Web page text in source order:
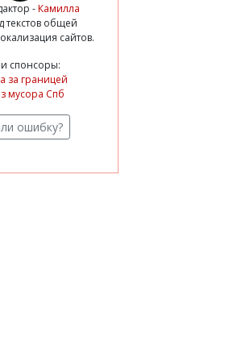
-Камилла
текстов общей
сайтов.
спонсоры:
за границей
мусора Спб
ошибку?